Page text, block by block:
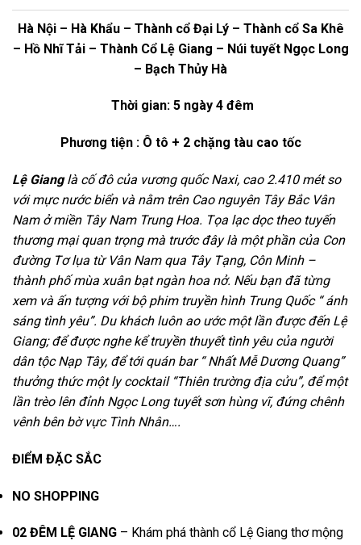
Hà Nội – Hà Khẩu – Thành cổ Đại Lý – Thành cổ Sa Khê
– Hồ Nhĩ Tải – Thành Cổ Lệ Giang – Núi tuyết Ngọc Long
– Bạch Thủy Hà
Thời gian: 5 ngày 4 đêm
Phương tiện : Ô tô + 2 chặng tàu cao tốc
Lệ Gianglà cố đô của vương quốc Naxi, cao 2.410 mét so
với mực nước biển và nằm trên Cao nguyên Tây Bắc Vân
Nam ở miền Tây Nam Trung Hoa. Tọa lạc dọc theo tuyến
thương mại quan trọng mà trước đây là một phần của Con
đường Tơ lụa từ Vân Nam qua Tây Tạng, Côn Minh –
thành phố mùa xuân bạt ngàn hoa nở. Nếu bạn đã từng
xem và ấn tượng với bộ phim truyền hình Trung Quốc “ ánh
sáng tình yêu”. Du khách luôn ao ước một lần được đến Lệ
Giang; để được nghe kể truyền thuyết tình yêu của người
dân tộc Nạp Tây, để tới quán bar “ Nhất Mễ Dương Quang”
thưởng thức một ly cocktail “Thiên trường địa cửu”, để một
lần trèo lên đỉnh Ngọc Long tuyết sơn hùng vĩ, đứng chênh
vênh bên bờ vực Tình Nhân….
ĐIỂM ĐẶC SẮC
NO SHOPPING
02 ĐÊM LỆ GIANG – Khám phá thành cổ Lệ Giang thơ mộng